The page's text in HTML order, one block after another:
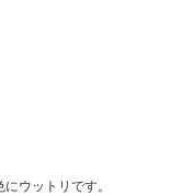
ウットリです。